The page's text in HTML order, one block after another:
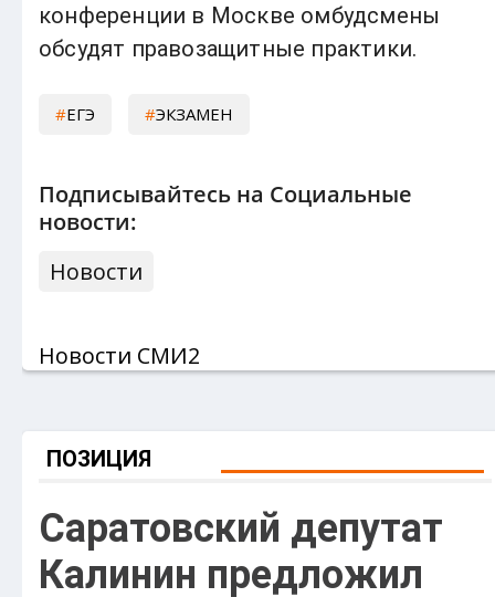
конференции в Москве омбудсмены
обсудят правозащитные практики.
ЕГЭ ЭКЗАМЕН
Подписывайтесь на Социальные
новости:
Новости
Новости СМИ2
ПОЗИЦИЯ
Саратовский депутат
Калинин предложил